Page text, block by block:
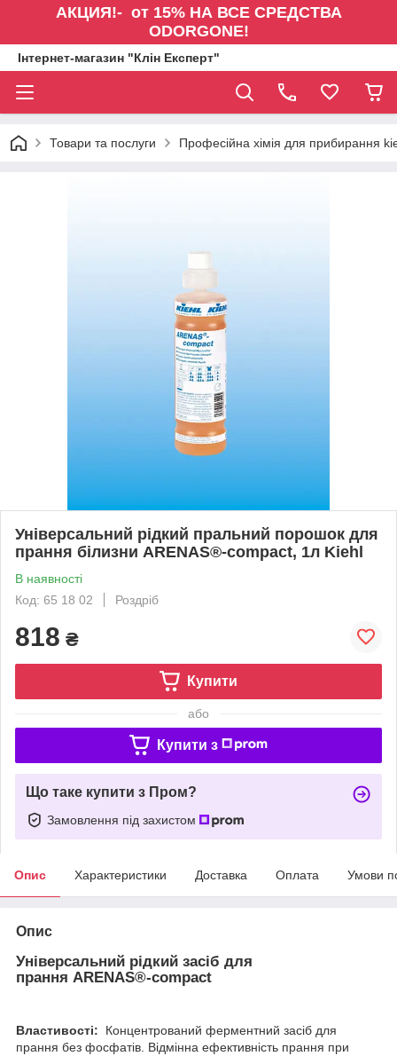
АКЦИЯ!- от 15% НА ВСЕ СРЕДСТВА
ODORGONE!
Інтернет-магазин "Клін Експерт"
Товари та послуги Професійна хімія для прибирання
Універсальний рідкий пральний порошок для
прання білизни ARENAS®-compact, 1л Kiehl
В наявності
Код: 65 18 02
Роздріб
818 ₴
Купити
або
Купити з
Що таке купити з Пром?
Замовлення під захистом
Опис Характеристики Доставка Оплата Умови
Опис
Універсальний рідкий засіб для
прання ARENAS®-compact
Властивості:
Концентрований ферментний засіб для
прання без фосфатів. Відмінна ефективність прання при